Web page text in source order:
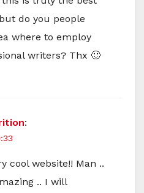
do you people
where to employ
writers? Thx 🙂
:
cool website!! Man ..
.. I will